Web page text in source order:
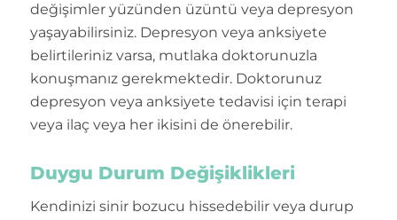
değişimler yüzünden üzüntü veya depresyon
yaşayabilirsiniz. Depresyon veya anksiyete
belirtileriniz varsa, mutlaka doktorunuzla
konuşmanız gerekmektedir. Doktorunuz
depresyon veya anksiyete tedavisi için terapi
veya ilaç veya her ikisini de önerebilir.
Duygu Durum Değişiklikleri
Kendinizi sinir bozucu hissedebilir veya durup